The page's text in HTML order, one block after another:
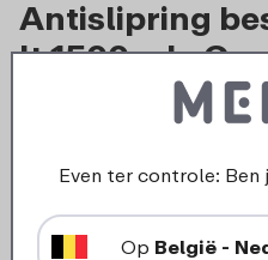
Antislipring
It 1500 ml -
In
Even ter controle:
Op België -